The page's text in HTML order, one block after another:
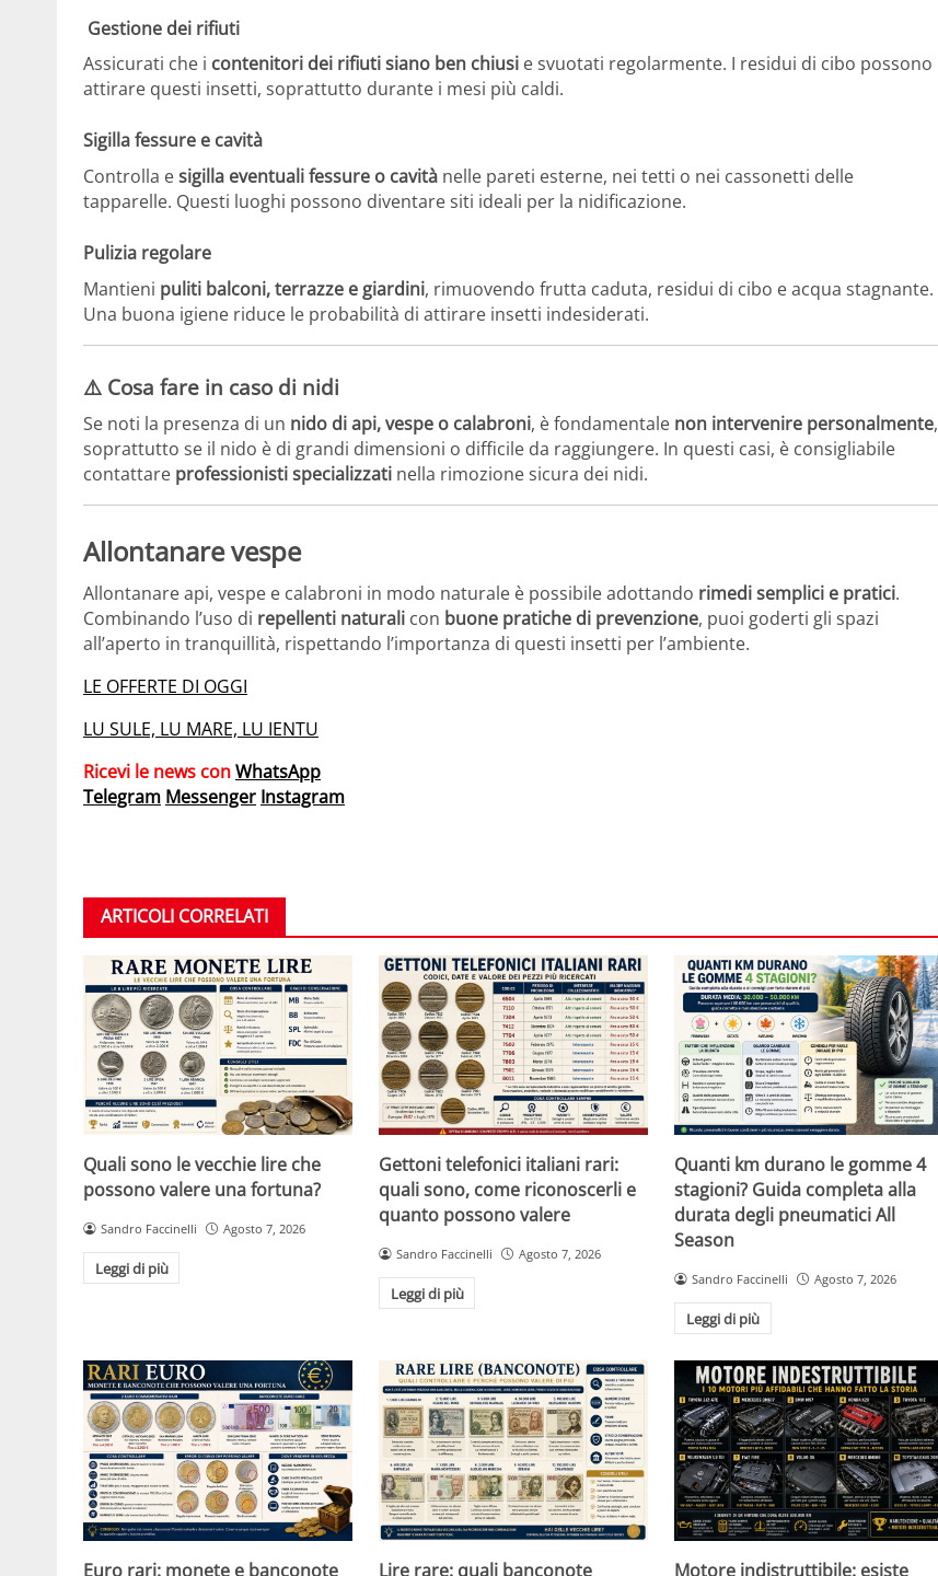
️ Gestione dei rifiuti
Assicurati che i contenitori dei rifiuti siano ben chiusi e svuotati regolarmente. I residui di cibo possono
attirare questi insetti, soprattutto durante i mesi più caldi.
Sigilla fessure e cavità
Controlla esigilla eventuali fessure o cavità nelle pareti esterne, nei tetti o nei cassonetti delle
tapparelle. Questi luoghi possono diventare siti ideali per la nidificazione.
Pulizia regolare
Mantieni puliti balconi, terrazze e giardini, rimuovendo frutta caduta, residui di cibo e acqua stagnante.
Una buona igiene riduce le probabilità di attirare insetti indesiderati.
⚠️ Cosa fare in caso di nidi
Se noti la presenza di un nido di api, vespe o calabroni, è fondamentale non intervenire personalmente,
soprattutto se il nido è di grandi dimensioni o difficile da raggiungere. In questi casi, è consigliabile
contattare professionisti specializzati nella rimozione sicura dei nidi.
Allontanare vespe
Allontanare api, vespe e calabroni in modo naturale è possibile adottando rimedi semplici e pratici.
Combinando l’uso di repellenti naturali con buone pratiche di prevenzione, puoi goderti gli spazi
all’aperto in tranquillità, rispettando l’importanza di questi insetti per l’ambiente.
LE OFFERTE DI OGGI
LU SULE, LU MARE, LU IENTU
Ricevi le news conWhatsApp
Telegram Messenger Instagram
ARTICOLI CORRELATI
Quali sono le vecchie lire che
possono valere una fortuna?
Sandro Faccinelli Agosto 7, 2026
Leggi di più
Gettoni telefonici italiani rari:
quali sono, come riconoscerli e
quanto possono valere
Sandro Faccinelli Agosto 7, 2026
Leggi di più
Quanti km durano le gomme 4
stagioni? Guida completa alla
durata degli pneumatici All
Season
Sandro Faccinelli Agosto 7, 2026
Leggi di più
Euro rari: monete e banconote Lire rare: quali banconote Motore indistruttibile: esiste